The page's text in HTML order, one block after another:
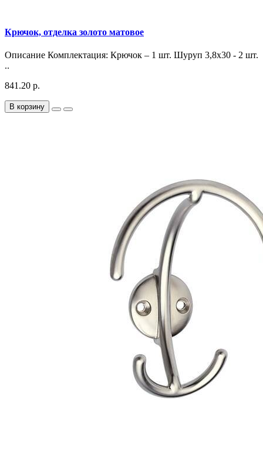
Крючок, отделка золото матовое
Описание Комплектация: Крючок – 1 шт. Шуруп 3,8х30 - 2 шт.
..
841.20 р.
В корзину